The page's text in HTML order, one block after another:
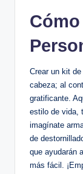
Crear un kit
cabeza; al
gratificante.
estilo de vida,
imagínate
de
que ayudarán
más fácil.